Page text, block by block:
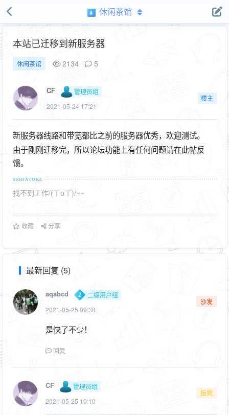
休闲茶馆
本站已迁移到新服务器
休闲茶馆 2134 5
CF
管理员组
2021-05-24 17:21
楼主
新服务器线路和带宽都比之前的服务器优秀，欢迎测试。
由于刚刚迁移完，所以论坛功能上有任何问题请在此帖反
馈。
找不到工作/(ㄒoㄒ)/~~
收藏 分享
最新回复 (5)
aqabcd
二级用户组
2021-05-25 09:38
沙发
是快了不少！
回复
CF
管理员组
2021-05-25 10:10
板凳